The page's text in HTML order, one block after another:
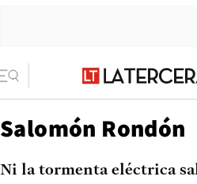
Salomón Rondón
Ni la tormenta eléctrica